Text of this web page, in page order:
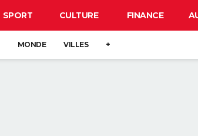
SPORT CULTURE FINANCE
MONDE VILLES +